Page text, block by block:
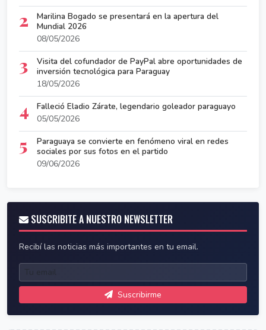
2
Marilina Bogado se presentará en la apertura del
Mundial 2026
08/05/2026
3
Visita del cofundador de PayPal abre oportunidades de
inversión tecnológica para Paraguay
18/05/2026
4
Falleció Eladio Zárate, legendario goleador paraguayo
05/05/2026
5
Paraguaya se convierte en fenómeno viral en redes
sociales por sus fotos en el partido
09/06/2026
SUSCRIBITE A NUESTRO NEWSLETTER
Recibí las noticias más importantes en tu email.
Suscribirme